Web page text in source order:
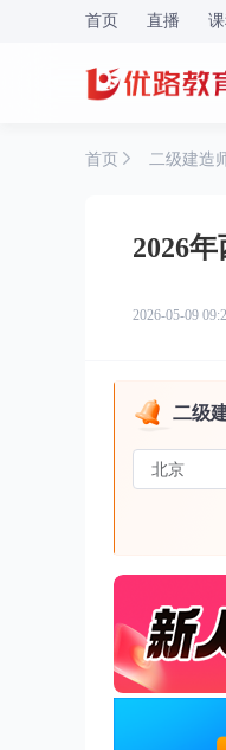
首页 直播
首页 二级建造
2026
2026-05-09
二级